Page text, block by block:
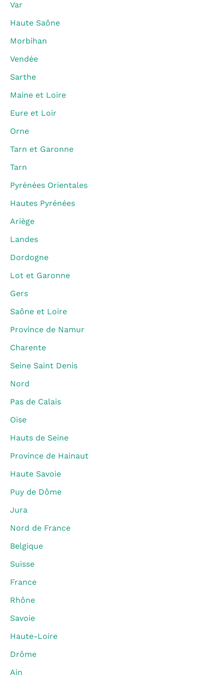
Var
Haute Saône
Morbihan
Vendée
Sarthe
Maine et Loire
Eure et Loir
Orne
Tarn et Garonne
Tarn
Pyrénées Orientales
Hautes Pyrénées
Ariège
Landes
Dordogne
Lot et Garonne
Gers
Saône et Loire
Province de Namur
Charente
Seine Saint Denis
Nord
Pas de Calais
Oise
Hauts de Seine
Province de Hainaut
Haute Savoie
Puy de Dôme
Jura
Nord de France
Belgique
Suisse
France
Rhône
Savoie
Haute-Loire
Drôme
Ain